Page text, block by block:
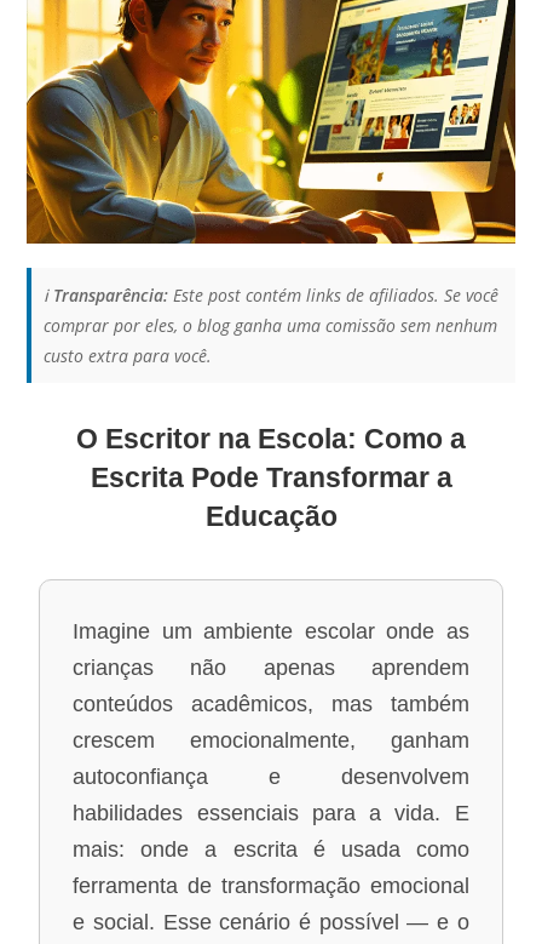
ℹ️ Transparência: Este post contém links de afiliados. Se você
comprar por eles, o blog ganha uma comissão sem nenhum
custo extra para você.
O Escritor na Escola: Como a
Escrita Pode Transformar a
Educação
Imagine um ambiente escolar onde as
crianças não apenas aprendem
conteúdos acadêmicos, mas também
crescem emocionalmente, ganham
autoconfiança e desenvolvem
habilidades essenciais para a vida. E
mais: onde a escrita é usada como
ferramenta de transformação emocional
e social. Esse cenário é possível — e o